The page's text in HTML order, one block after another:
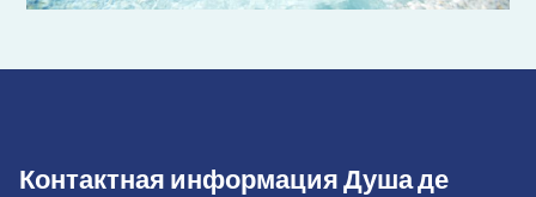
Контактная информация Душа де